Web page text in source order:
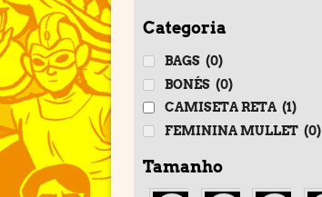
Categoria
BAGS (0)
BONÉS (0)
CAMISETA RETA (1)
FEMININA MULLET (0)
Tamanho